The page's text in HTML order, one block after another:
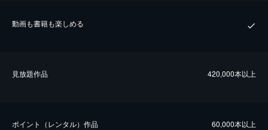
動画も書籍も楽しめる
⾒放題作品 420,000本以上
ポイント（レンタル）作品 60,000本以上